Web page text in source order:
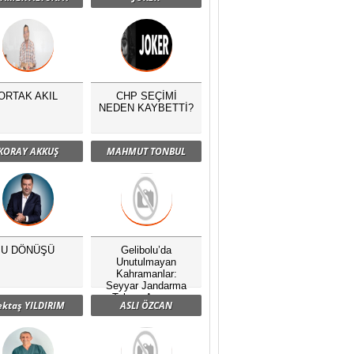
AKIL
CHP SEÇİMİ
NEDEN KAYBETTİ?
AKKUŞ
U DÖNÜŞÜ
MAHMUT TONBUL
Gelibolu’da
Unutulmayan
Kahramanlar:
Seyyar Jandarma
Taburu Anması
YILDIRIM ASLI ÖZCAN